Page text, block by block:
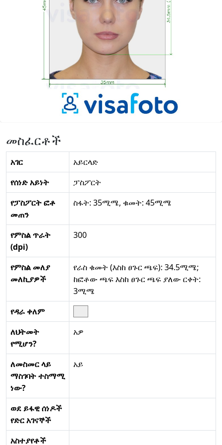
መስፈርቶች
አገር
አይርላድ
የሰነድ አይነት
ፓስፖርት
የፓስፖርት ፎቶ
መጠን
ስፋት: 35ሚሜ, ቁመት: 45ሚሜ
የምስል ጥራት
(dpi)
300
የምስል መለያ
መለኪያዎች
የራስ ቁመት (እስከ ፀጉር ጫፍ): 34.5ሚሜ;
ከፎቶው ጫፍ እስከ ፀጉር ጫፍ ያለው ርቀት:
3ሚሜ
የዳራ ቀለም
ለህትመት
የሚሆን?
አዎ
ለመስመር ላይ
ማስገባት ተስማሚ
ነው?
አይ
ወደ ይፋዊ ሰነዶች
የድር አገናኞች
አስተያየቶች